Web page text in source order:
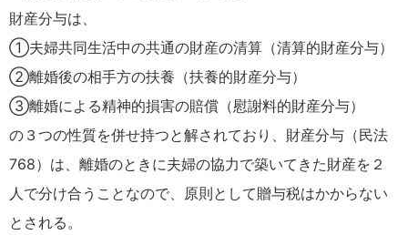
財産分与は、
①夫婦共同生活中の共通の財産の清算（清算的財産分与）
②離婚後の相手方の扶養（扶養的財産分与）
③離婚による精神的損害の賠償（慰謝料的財産分与）
の３つの性質を併せ持つと解されており、財産分与（民法
768）は、離婚のときに夫婦の協力で築いてきた財産を２
人で分け合うことなので、原則として贈与税はかからない
とされる。